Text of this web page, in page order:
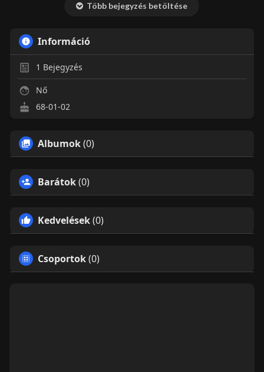
Több bejegyzés betöltése
Információ
1 Bejegyzés
Nő
68-01-02
Albumok(0)
Barátok(0)
Kedvelések(0)
Csoportok(0)